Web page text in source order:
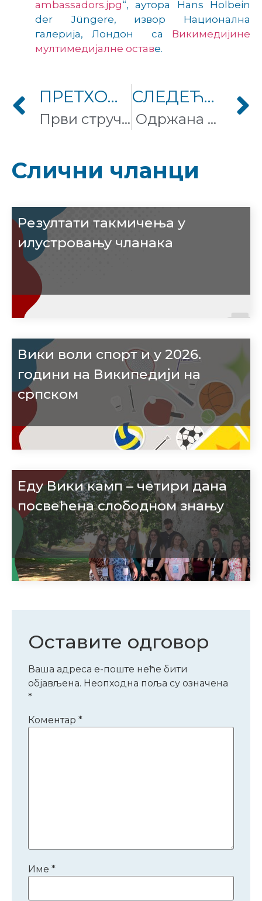
ambassadors.jpg“, аутора Hans Holbein
der Jüngere, извор Национална
галерија, Лондон са Викимедијине
мултимедијалне оставе.
ПРЕТХОДНИ ЧЛАНАК
Први стручни семинари о примени Википедије у настави и учењу
СЛЕДЕЋИ ЧЛАНАК
Одржана Вики експедиција Викимедијанаца и Википедијанаца из Србије и Бугарске
Слични чланци
Резултати такмичења у
илустровању чланака
Вики воли спорт и у 2026.
години на Википедији на
српском
Еду Вики камп – четири дана
посвећена слободном знању
Оставите одговор
Ваша адреса е-поште неће бити
објављена. Неопходна поља су означена
*
Коментар *
Име *